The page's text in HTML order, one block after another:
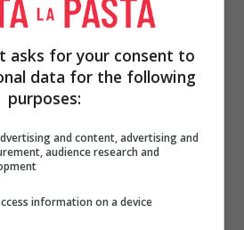
densa e liscia e poi trasferite
di usare delle tazze o
così da apprezzare il
della cioccolata.
e distribuitela sopra la
Guarnite con i riccioli di
subito.
asks for your consent to
data for the following
purposes:
and content, advertising and
audience research and
information on a device